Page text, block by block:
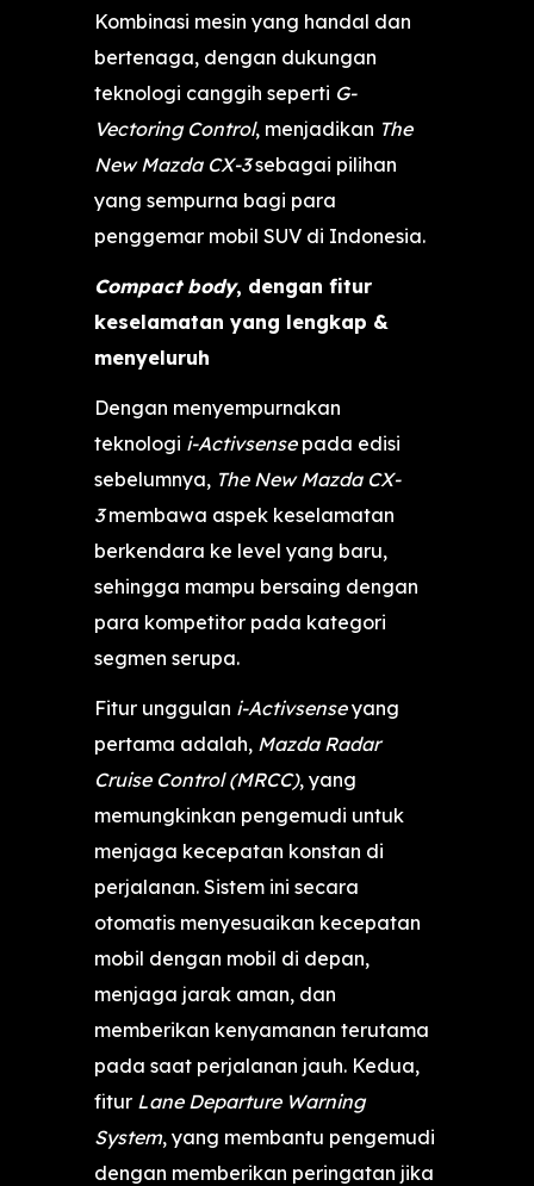
Kombinasi mesin yang handal dan
bertenaga, dengan dukungan
teknologi canggih seperti G-
Vectoring Control, menjadikan The
New Mazda CX-3sebagai pilihan
yang sempurna bagi para
penggemar mobil SUV di Indonesia.
Compact body, dengan fitur
keselamatan yang lengkap &
menyeluruh
Dengan menyempurnakan
teknologi i-Activsensepada edisi
sebelumnya, The New Mazda CX-
3membawa aspek keselamatan
berkendara ke level yang baru,
sehingga mampu bersaing dengan
para kompetitor pada kategori
segmen serupa.
Fitur unggulan i-Activsenseyang
pertama adalah, Mazda Radar
Cruise Control (MRCC), yang
memungkinkan pengemudi untuk
menjaga kecepatan konstan di
perjalanan. Sistem ini secara
otomatis menyesuaikan kecepatan
mobil dengan mobil di depan,
menjaga jarak aman, dan
memberikan kenyamanan terutama
pada saat perjalanan jauh. Kedua,
fitur Lane Departure Warning
System, yang membantu pengemudi
dengan memberikan peringatan jika